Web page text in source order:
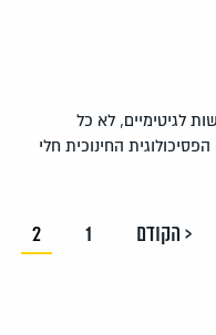
לגיטימיים, לא כל
החינוכית חלי
< הקודם 1
2